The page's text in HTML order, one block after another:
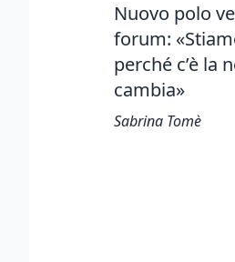
Nuovo polo
forum:
perché c’è la
cambia»
Sabrina Tomè